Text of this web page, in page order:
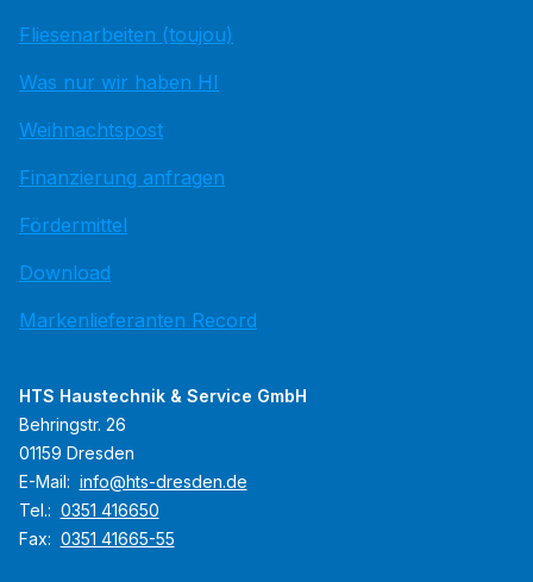
Fliesenarbeiten (toujou)
Was nur wir haben HI
Weihnachtspost
Finanzierung anfragen
Fördermittel
Download
Markenlieferanten Record
HTS Haustechnik & Service GmbH
Behringstr. 26
01159 Dresden
E-Mail: info@hts-dresden.de
Tel.: 0351 416650
Fax: 0351 41665-55